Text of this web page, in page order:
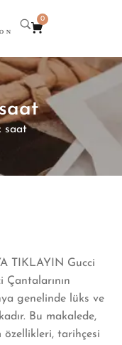
0
saat
TIKLAYIN Gucci
Çantalarının
genelinde lüks ve
Bu makalede,
özellikleri, tarihçesi